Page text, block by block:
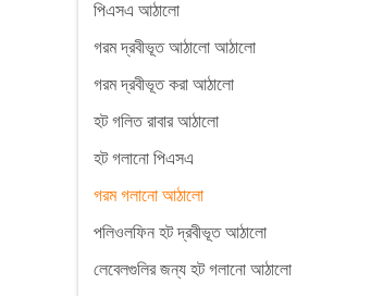
পিএসএ আঠালো
গরম দ্রবীভূত আঠালো আঠালো
গরম দ্রবীভূত করা আঠালো
হট গলিত রাবার আঠালো
হট গলানো পিএসএ
গরম গলানো আঠালো
পলিওলফিন হট দ্রবীভূত আঠালো
লেবেলগুলির জন্য হট গলানো আঠালো